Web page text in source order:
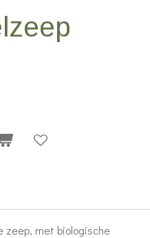
zeep, met biologische